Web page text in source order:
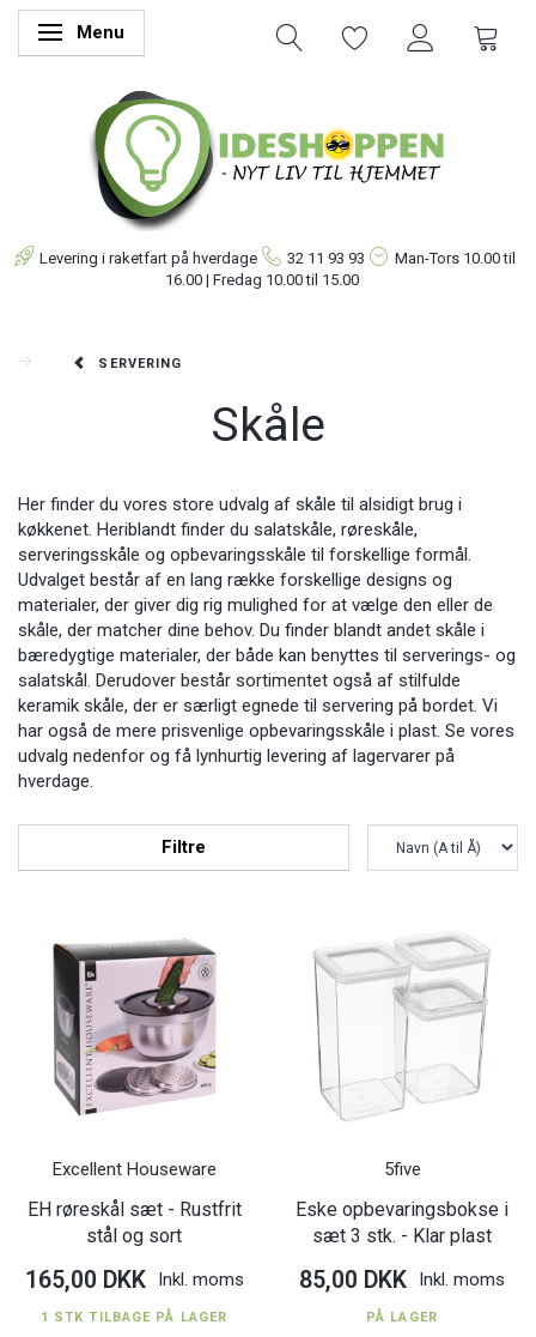
Skifte navigation
Menu
Levering i raketfart på hverdage 32 11 93 93 Man-Tors 10.00 til
16.00 | Fredag 10.00 til 15.00
SERVERING
Skåle
Her finder du vores store udvalg af skåle til alsidigt brug i
køkkenet. Heriblandt finder du salatskåle, røreskåle,
serveringsskåle og opbevaringsskåle til forskellige formål.
Udvalget består af en lang række forskellige designs og
materialer, der giver dig rig mulighed for at vælge den eller de
skåle, der matcher dine behov. Du finder blandt andet skåle i
bæredygtige materialer, der både kan benyttes til serverings- og
salatskål. Derudover består sortimentet også af stilfulde
keramik skåle, der er særligt egnede til servering på bordet. Vi
har også de mere prisvenlige opbevaringsskåle i plast. Se vores
udvalg nedenfor og få lynhurtig levering af lagervarer på
hverdage.
Filtre
Excellent Houseware
EH røreskål sæt - Rustfrit
stål og sort
165,00 DKK Inkl. moms
1 STK TILBAGE PÅ LAGER
5five
Eske opbevaringsbokse i
sæt 3 stk. - Klar plast
85,00 DKK Inkl. moms
PÅ LAGER